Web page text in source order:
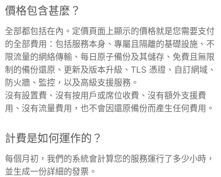
RethinkDB
Ruby
TimescaleDB
Valkey
Wazuh
價格包含甚麼？
全部都包括在內。定價頁面上顯示的價格就是您需要支付
的全部費用：包括服務本身、專屬且隔離的基礎設施、不
限流量的網絡傳輸、每日原子備份及其儲存、免費且無限
制的備份還原、更新及版本升級、TLS 憑證、自訂網域、
防火牆、監控，以及高級支援服務。
沒有設置費、沒有按用戶或席位收費、沒有額外支援費
用、沒有流量費用，也不會因還原備份而產生任何費用。
計費是如何運作的？
每個月初，我們的系統會計算您的服務運行了多少小時，
並生成一份詳細的發票。